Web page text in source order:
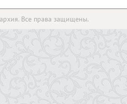
Все права защищены.